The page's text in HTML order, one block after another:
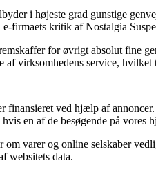
i højeste grad gunstige
e-firmaets kritik af Nostalgia
for øvrigt absolut fine
af virksomhedens service,
finansieret ved hjælp af
hvis en af de besøgende på vores
om varer og online selskaber
websitets data.